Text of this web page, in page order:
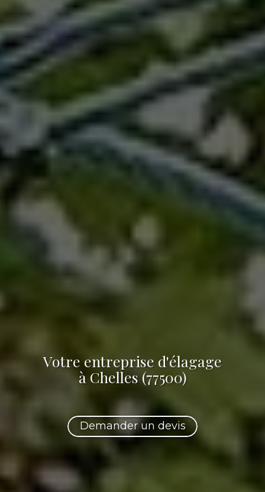
Votre entreprise d'élagage
à Chelles (77500)
Demander un devis